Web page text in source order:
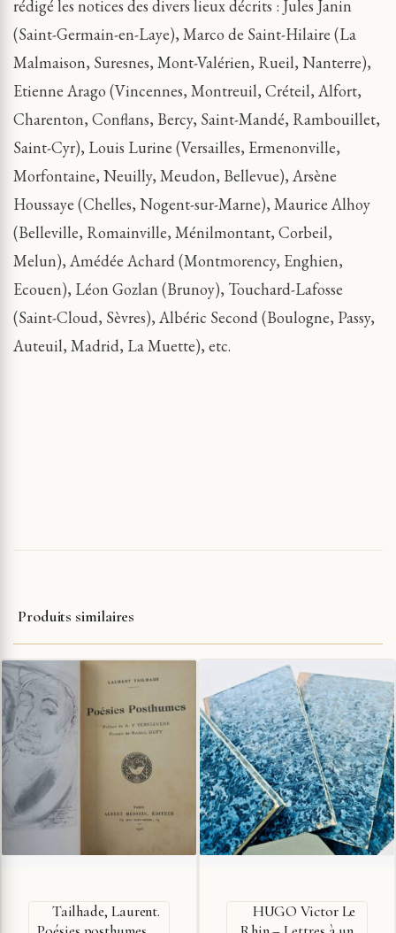
rédigé les notices des divers lieux décrits : Jules Janin
(Saint-Germain-en-Laye), Marco de Saint-Hilaire (La
Malmaison, Suresnes, Mont-Valérien, Rueil, Nanterre),
Etienne Arago (Vincennes, Montreuil, Créteil, Alfort,
Charenton, Conflans, Bercy, Saint-Mandé, Rambouillet,
Saint-Cyr), Louis Lurine (Versailles, Ermenonville,
Morfontaine, Neuilly, Meudon, Bellevue), Arsène
Houssaye (Chelles, Nogent-sur-Marne), Maurice Alhoy
(Belleville, Romainville, Ménilmontant, Corbeil,
Melun), Amédée Achard (Montmorency, Enghien,
Ecouen), Léon Gozlan (Brunoy), Touchard-Lafosse
(Saint-Cloud, Sèvres), Albéric Second (Boulogne, Passy,
Auteuil, Madrid, La Muette), etc.
Produits similaires
Tailhade, Laurent.
HUGO Victor Le